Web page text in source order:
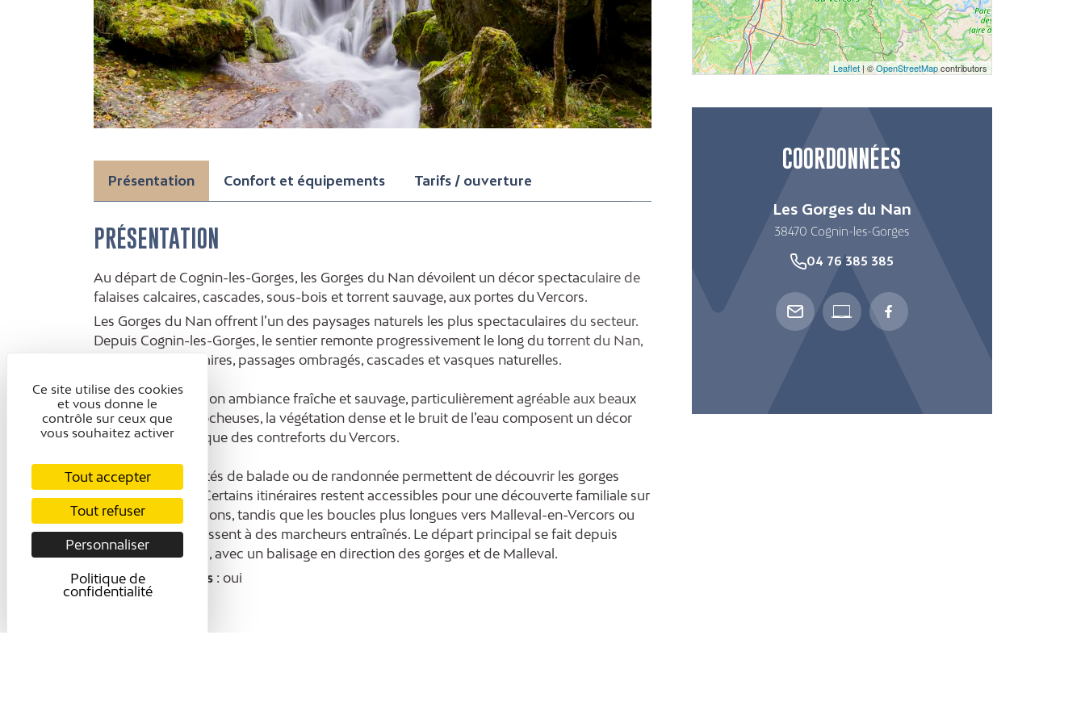
Présentation Confort et équipements Tarifs / ouverture
PRÉSENTATION
Au départ de Cognin-les-Gorges, les Gorges du Nan dévoilent un décor spectaculaire de
falaises calcaires, cascades, sous-bois et torrent sauvage, aux portes du Vercors.
Les Gorges du Nan offrent l’un des paysages naturels les plus spectaculaires du secteur.
Depuis Cognin-les-Gorges, le sentier remonte progressivement le long du torrent du Nan,
entre falaises calcaires, passages ombragés, cascades et vasques naturelles.
Le site séduit par son ambiance fraîche et sauvage, particulièrement agréable aux beaux
jours. Les parois rocheuses, la végétation dense et le bruit de l’eau composent un décor
très immersif, typique des contreforts du Vercors.
Plusieurs possibilités de balade ou de randonnée permettent de découvrir les gorges
selon son niveau. Certains itinéraires restent accessibles pour une découverte familiale sur
les premières portions, tandis que les boucles plus longues vers Malleval-en-Vercors ou
les Coulmes s’adressent à des marcheurs entraînés. Le départ principal se fait depuis
Cognin-les-Gorges, avec un balisage en direction des gorges et de Malleval.
Animaux acceptés: oui
Leaflet| ©OpenStreetMapcontributors
COORDONNÉES
Les Gorges du Nan
38470 Cognin-les-Gorges
04 76 385 385
Ce site utilise des cookies
et vous donne le
contrôle sur ceux que
vous souhaitez activer
Tout accepter
Tout refuser
Personnaliser
Politique de
confidentialité